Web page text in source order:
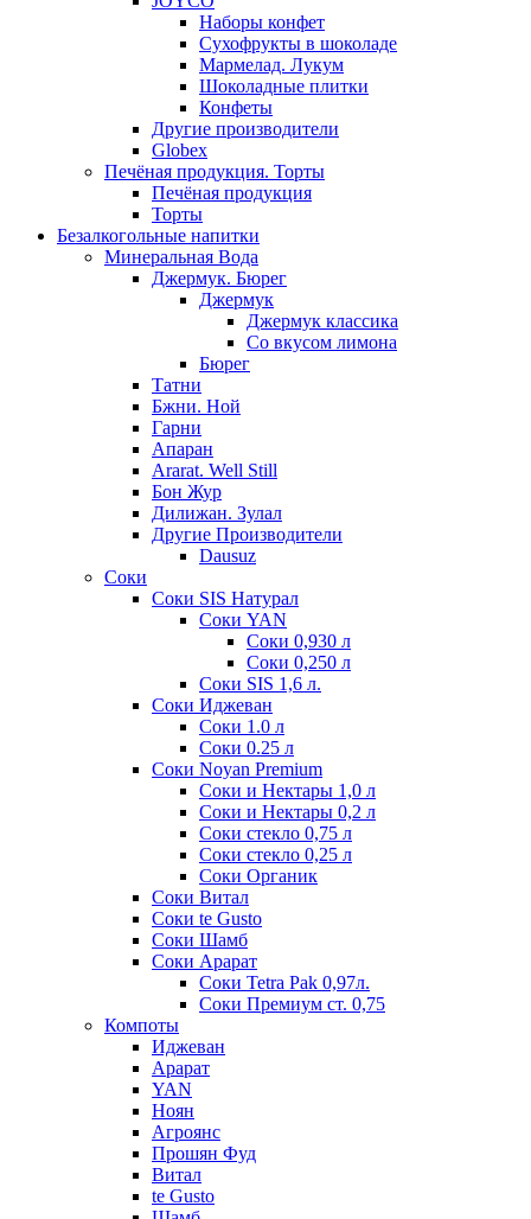
Наборы конфет
Сухофрукты в шоколаде
Мармелад. Лукум
Шоколадные плитки
Конфеты
Другие производители
Globex
Печёная продукция. Торты
Печёная продукция
Торты
Безалкогольные напитки
Минеральная Вода
Джермук. Бюрег
Джермук
Джермук классика
Со вкусом лимона
Бюрег
Татни
Бжни. Ной
Гарни
Апаран
Ararat. Well Still
Бон Жур
Дилижан. Зулал
Другие Производители
Dausuz
Соки
Соки SIS Натурал
Соки YAN
Соки 0,930 л
Соки 0,250 л
Соки SIS 1,6 л.
Соки Иджеван
Соки 1.0 л
Соки 0.25 л
Соки Noyan Premium
Соки и Нектары 1,0 л
Соки и Нектары 0,2 л
Соки стекло 0,75 л
Соки стекло 0,25 л
Соки Органик
Соки Витал
Соки te Gusto
Соки Шамб
Соки Арарат
Соки Tetra Pak 0,97л.
Соки Премиум ст. 0,75
Компоты
Иджеван
Арарат
YAN
Ноян
Агроянс
Прошян Фуд
Витал
te Gusto